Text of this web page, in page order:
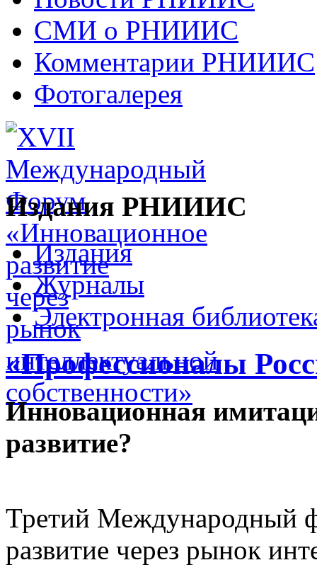
СМИ о РНИИИС
Комментарии РНИИИС
Фотогалерея
Издания РНИИИС
Издания
Журналы
Электронная
«Профессионалы
Инновационная
развитие?
Третий Международный
развитие через рынок